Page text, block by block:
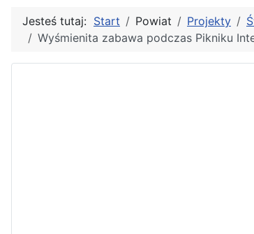
Jesteś tutaj: Start Powiat Projekty
Wyśmienita zabawa podczas Pikniku